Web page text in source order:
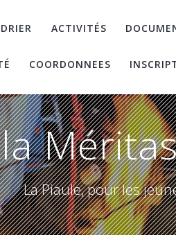
ACTIVITÉS
COORDONNEES
La Piaule, pour les